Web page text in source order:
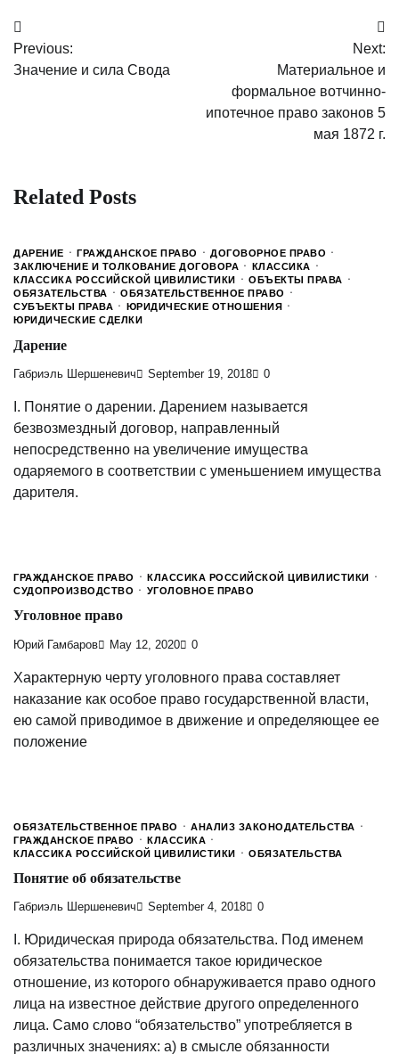
Post
navigation
Previous:
Значение и сила Свода
Next:
Материальное и
формальное вотчинно-
ипотечное право законов 5
мая 1872 г.
Related Posts
ДАРЕНИЕ ГРАЖДАНСКОЕ ПРАВО
ДОГОВОРНОЕ ПРАВО
ЗАКЛЮЧЕНИЕ И ТОЛКОВАНИЕ ДОГОВОРА
КЛАССИКА
КЛАССИКА РОССИЙСКОЙ ЦИВИЛИСТИКИ
ОБЪЕКТЫ ПРАВА
ОБЯЗАТЕЛЬСТВА
ОБЯЗАТЕЛЬСТВЕННОЕ ПРАВО
СУБЪЕКТЫ ПРАВА
ЮРИДИЧЕСКИЕ ОТНОШЕНИЯ
ЮРИДИЧЕСКИЕ СДЕЛКИ
Дарение
Габриэль Шершеневич September 19, 2018 0
I. Понятие о дарении. Дарением называется
безвозмездный договор, направленный
непосредственно на увеличение имущества
одаряемого в соответствии с уменьшением имущества
дарителя.
ГРАЖДАНСКОЕ ПРАВО
КЛАССИКА РОССИЙСКОЙ ЦИВИЛИСТИКИ
СУДОПРОИЗВОДСТВО
УГОЛОВНОЕ ПРАВО
Уголовное право
Юрий Гамбаров May 12, 2020 0
Характерную черту уголовного права составляет
наказание как особое право государственной власти,
ею самой приводимое в движение и определяющее ее
положение
ОБЯЗАТЕЛЬСТВЕННОЕ ПРАВО
АНАЛИЗ ЗАКОНОДАТЕЛЬСТВА
ГРАЖДАНСКОЕ ПРАВО
КЛАССИКА
КЛАССИКА РОССИЙСКОЙ ЦИВИЛИСТИКИ
ОБЯЗАТЕЛЬСТВА
Понятие об обязательстве
Габриэль Шершеневич September 4, 2018 0
I. Юридическая природа обязательства. Под именем
обязательства понимается такое юридическое
отношение, из которого обнаруживается право одного
лица на известное действие другого определенного
лица. Само слово “обязательство” употребляется в
различных значениях: а) в смысле обязанности